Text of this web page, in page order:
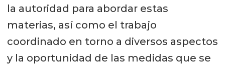
la autoridad para abordar estas
materias, así como el trabajo
coordinado en torno a diversos aspectos
y la oportunidad de las medidas que se